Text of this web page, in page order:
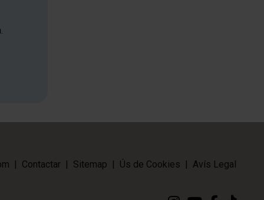
| Contactar | Sitemap | Ús de Cookies | Avís Legal